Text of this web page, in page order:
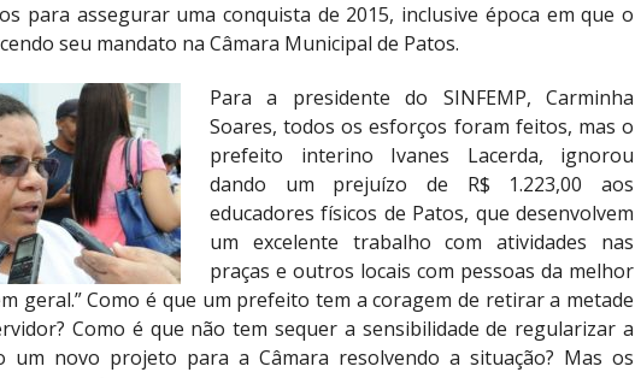
para assegurar uma conquista de 2015, inclusive época em que o
seu mandato na Câmara Municipal de Patos.
Para a presidente do SINFEMP, Carminha
Soares, todos os esforços foram feitos, mas o
prefeito interino Ivanes Lacerda, ignorou
dando um prejuízo de R$ 1.223,00 aos
educadores físicos de Patos, que desenvolvem
um excelente trabalho com atividades nas
praças e outros locais com pessoas da melhor
geral.” Como é que um prefeito tem a coragem de retirar a metade
Como é que não tem sequer a sensibilidade de regularizar a
um novo projeto para a Câmara resolvendo a situação? Mas os